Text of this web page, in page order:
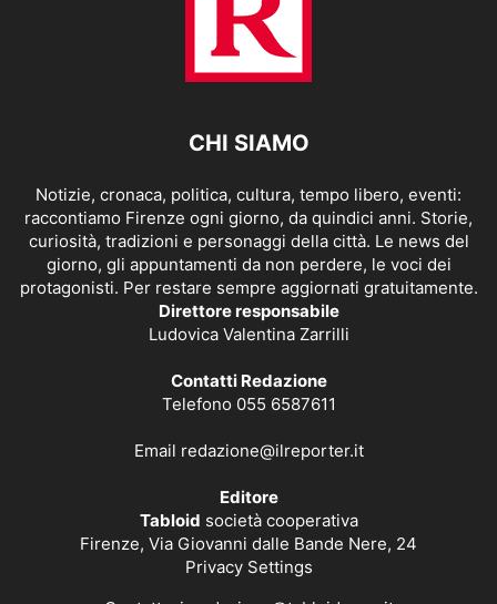
CHI SIAMO
Notizie, cronaca, politica, cultura, tempo libero, eventi:
raccontiamo Firenze ogni giorno, da quindici anni. Storie,
curiosità, tradizioni e personaggi della città. Le news del
giorno, gli appuntamenti da non perdere, le voci dei
protagonisti. Per restare sempre aggiornati gratuitamente.
Direttore responsabile
Ludovica Valentina Zarrilli
Contatti Redazione
Telefono 055 6587611
Email redazione@ilreporter.it
Editore
Tabloid società cooperativa
Firenze, Via Giovanni dalle Bande Nere, 24
Privacy Settings